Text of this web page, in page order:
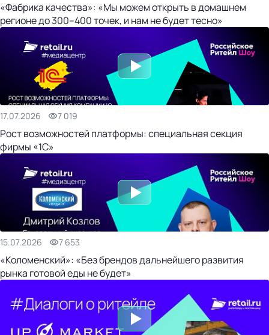
«Фабрика качества»: «Мы можем открыть в домашнем
регионе до 300–400 точек, и нам не будет тесно»
17.07.2026 7 019
Рост возможностей платформы: специальная секция
фирмы «1С»
15.07.2026 7 653
«Коломенский»: «Без брендов дальнейшего развития
рынка готовой еды не будет»